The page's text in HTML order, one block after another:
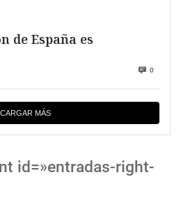
de España es
0
CARGAR MÁS
id=»entradas-right-